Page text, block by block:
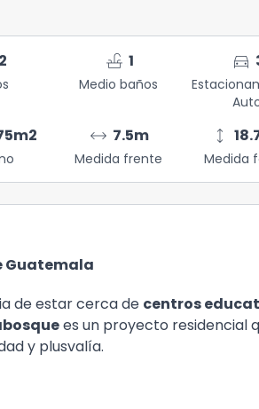
2 faucet 1
Medio baños
directions_car
m2 arrow_range 7.5m
Medida frente
height
Medida
Guatemala
de estar cerca de centros
es un proyecto residencial
y plusvalía.